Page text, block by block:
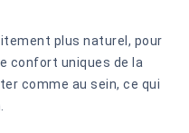
plus naturel, pour
confort uniques de la
comme au sein, ce qui